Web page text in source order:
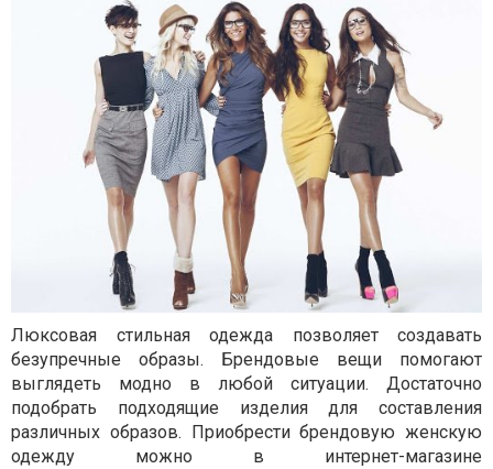
Люксовая стильная одежда позволяет создавать
безупречные образы. Брендовые вещи помогают
выглядеть модно в любой ситуации. Достаточно
подобрать подходящие изделия для составления
различных образов. Приобрести брендовую женскую
одежду можно в интернет-магазине